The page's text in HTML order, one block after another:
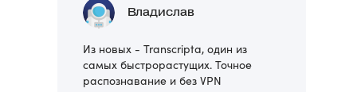
Владислав
Из новых - Transcripta, один из
самых быстрорастущих. Точное
распознавание и без VPN